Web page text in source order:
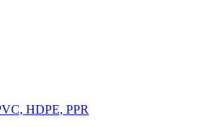
HDPE, PPR